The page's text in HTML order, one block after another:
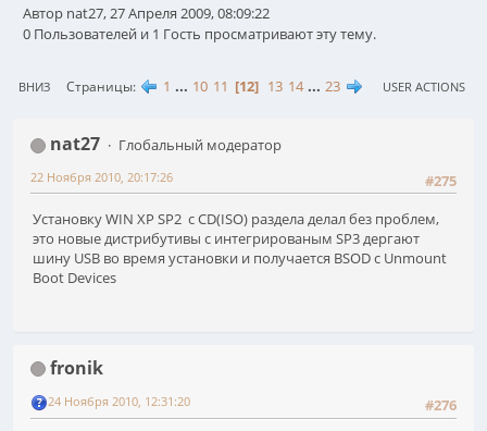
Автор nat27, 27 Апреля 2009, 08:09:22
0 Пользователей и 1 Гость просматривают эту тему.
ВНИЗ Страницы 1 ... 10 11 12 13 14 ... 23 USER ACTIONS
nat27
Глобальный модератор
#275
22 Ноября 2010, 20:17:26
Установку WIN XP SP2 с CD(ISO) раздела делал без проблем,
это новые дистрибутивы с интегрированым SP3 дергают
шину USB во время установки и получается BSOD с Unmount
Boot Devices
fronik
#276
24 Ноября 2010, 12:31:20